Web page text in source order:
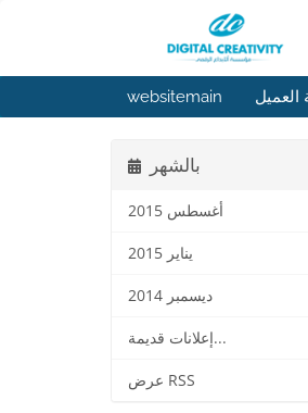
websitemain العميل
بالشهر
أغسطس 2015
يناير 2015
ديسمبر 2014
إعلانات قديمة...
عرض RSS